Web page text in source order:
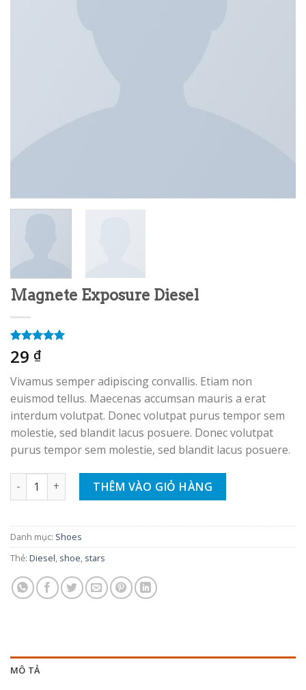
Magnete Exposure Diesel
5.00 trên 5
dựa trên
1
29 ₫
Vivamus semper adipiscing convallis. Etiam non
euismod tellus. Maecenas accumsan mauris a erat
interdum volutpat. Donec volutpat purus tempor sem
molestie, sed blandit lacus posuere. Donec volutpat
purus tempor sem molestie, sed blandit lacus posuere.
Magnete Exposure Diesel số lượng
THÊM VÀO GIỎ HÀNG
Danh mục: Shoes
Thẻ: Diesel, shoe, stars
MÔ TẢ